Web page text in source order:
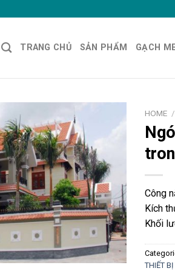
TRANG CHỦ SẢN PHẨM GẠCH
HOME /
Công
Kích
Khối
THIẾT BỊ